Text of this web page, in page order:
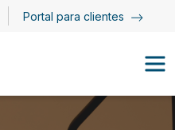
Portal para clientes